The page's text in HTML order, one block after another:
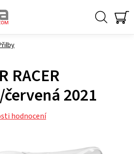
RACER
2021
hodnocení